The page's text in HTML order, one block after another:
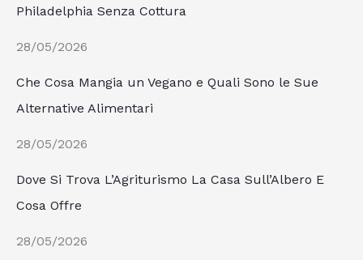
Philadelphia Senza Cottura
28/05/2026
Che Cosa Mangia un Vegano e Quali Sono le Sue
Alternative Alimentari
28/05/2026
Dove Si Trova L’Agriturismo La Casa Sull’Albero E
Cosa Offre
28/05/2026